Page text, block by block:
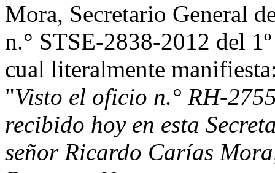
Mora, Secretario General
n.° STSE-2838-2012 del
cual literalmente
"Visto el oficio n.° RH-
recibido hoy en esta
señor Ricardo Carías